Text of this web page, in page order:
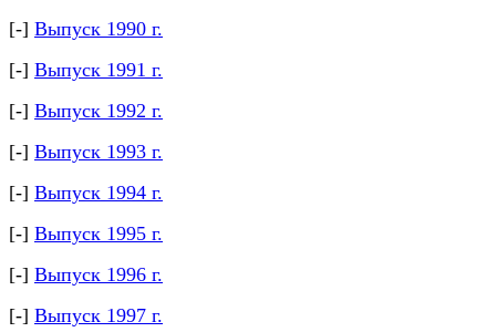
[-] Выпуск 1990 г.
[-] Выпуск 1991 г.
[-] Выпуск 1992 г.
[-] Выпуск 1993 г.
[-] Выпуск 1994 г.
[-] Выпуск 1995 г.
[-] Выпуск 1996 г.
[-] Выпуск 1997 г.